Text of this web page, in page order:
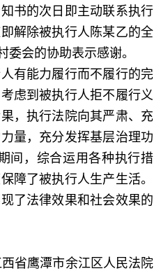
书的次日即主动联系执行
解除被执行人陈某乙的全
会的协助表示感谢。
有能力履行而不履行的完
虑到被执行人拒不履行义
，执行法院向其严肃、充
量，充分发挥基层治理功
间，综合运用各种执行措
障了被执行人生产生活。
了法律效果和社会效果的
省鹰潭市余江区人民法院